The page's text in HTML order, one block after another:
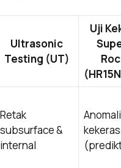
Ultrasonic
Testing (UT)
Uji
Retak
subsurface &
internal
Anomali